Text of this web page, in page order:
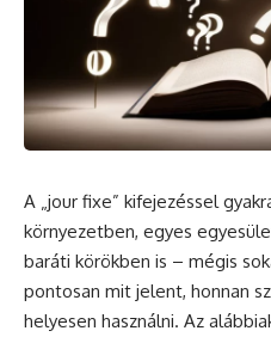
A „jour fixe” kifejezéssel
környezetben, egyes
baráti körökben is – mégis
pontosan mit jelent, honnan
helyesen használni. Az